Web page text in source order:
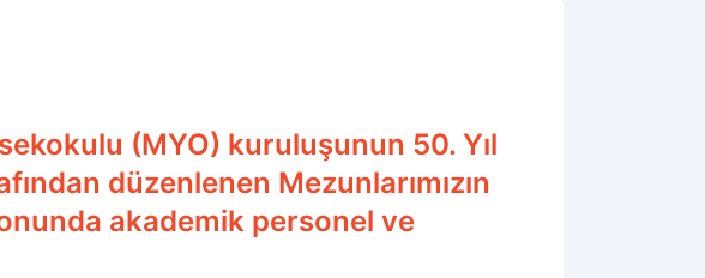
(MYO) kuruluşunun 50. Yıl
düzenlenen Mezunlarımızın
akademik personel ve